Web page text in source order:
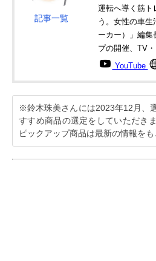
記事一覧
運転へ導く筋ト
う。女性の車生
ーカー）」編集
プの開催、TV・
YouTube
※鈴木珠美さんには2023年12月、
すすめ商品の選定をしていただき
ピックアップ商品は最新の情報をも